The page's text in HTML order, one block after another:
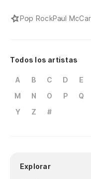
Pop RockPaul
Todos los artistas
A B C D E
M
N O P Q
Y
Z #
Explorar